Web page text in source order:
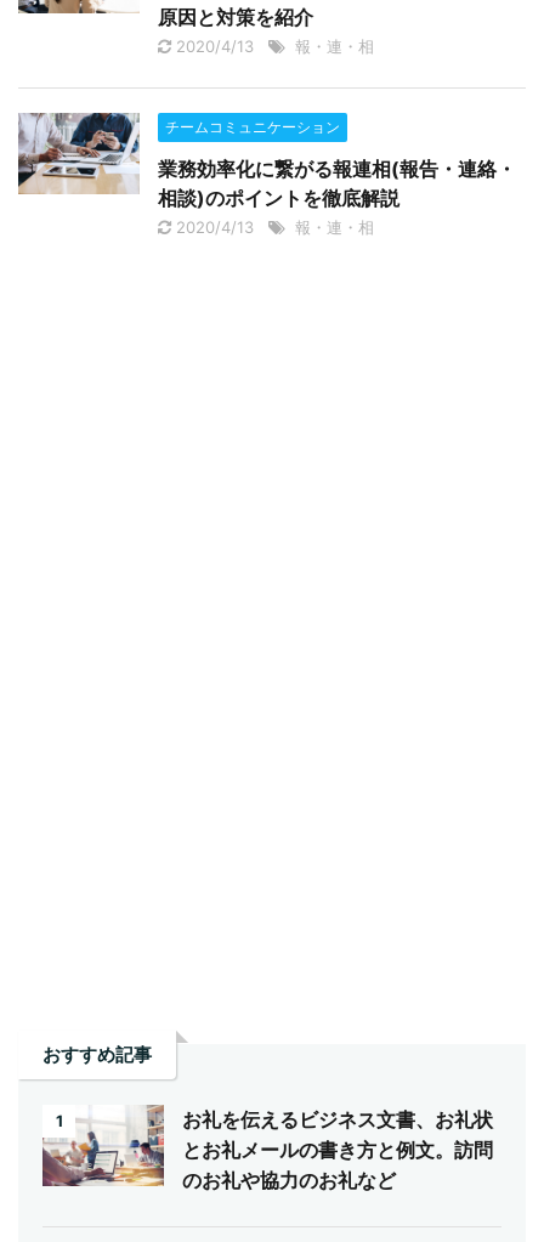
原因と対策を紹介
2020/4/13 報・連・相
チームコミュニケーション
業務効率化に繋がる報連相(報告・連絡・
相談)のポイントを徹底解説
2020/4/13 報・連・相
おすすめ記事
1
お礼を伝えるビジネス文書、お礼状
とお礼メールの書き方と例文。訪問
のお礼や協力のお礼など